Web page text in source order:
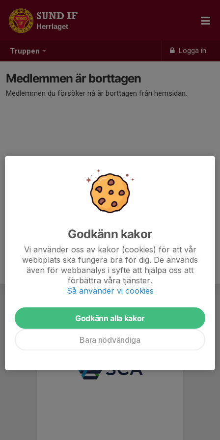
Truppen Logga in
SUND IF
Herrlaget
Medlemmen är borttagen
Medlemmen du försöker nå är borttagen från hemsidan.
Godkänn kakor
Vi använder oss av kakor (cookies) för att vår
webbplats ska fungera bra för dig. De används
även för webbanalys i syfte att hjälpa oss att
förbättra våra tjänster.
Så använder vi cookies
Godkänn alla kakor
Bara nödvändiga